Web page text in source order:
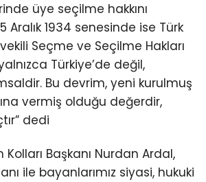
üye seçilme hakkını
Aralık 1934 senesinde ise Türk
Seçme ve Seçilme Hakları
Türkiye’de değil,
Bu devrim, yeni kurulmuş
vermiş olduğu değerdir,
dedi
Kolları Başkanı Nurdan Ardal,
ile bayanlarımız siyasi, hukuki